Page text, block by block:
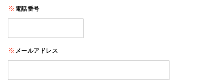
電話番号
メールアドレス